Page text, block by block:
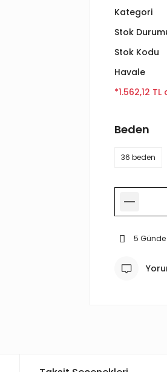
Kategori
Stok
Stok Kodu
Havale
*1.562,12
Beden
36 beden
5